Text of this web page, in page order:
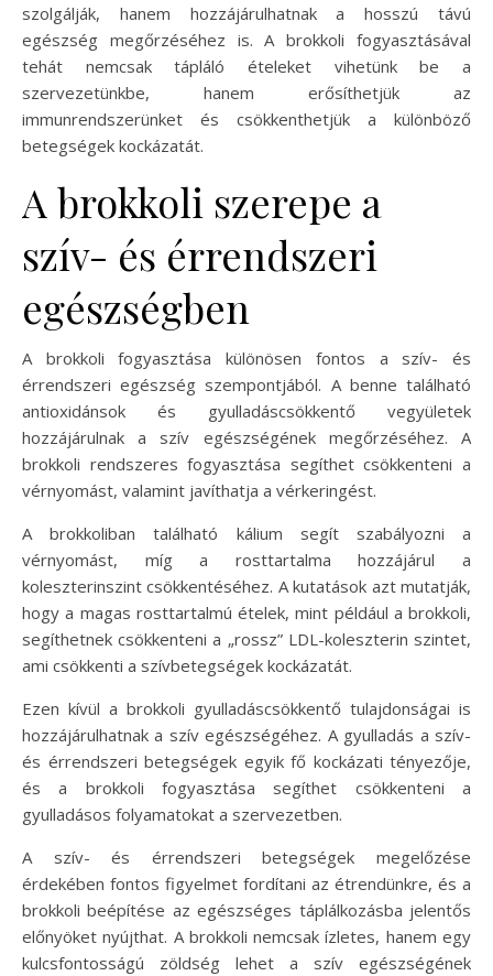
szolgálják, hanem hozzájárulhatnak a hosszú távú
egészség megőrzéséhez is. A brokkoli fogyasztásával
tehát nemcsak tápláló ételeket vihetünk be a
szervezetünkbe, hanem erősíthetjük az
immunrendszerünket és csökkenthetjük a különböző
betegségek kockázatát.
A brokkoli szerepe a
szív- és érrendszeri
egészségben
A brokkoli fogyasztása különösen fontos a szív- és
érrendszeri egészség szempontjából. A benne található
antioxidánsok és gyulladáscsökkentő vegyületek
hozzájárulnak a szív egészségének megőrzéséhez. A
brokkoli rendszeres fogyasztása segíthet csökkenteni a
vérnyomást, valamint javíthatja a vérkeringést.
A brokkoliban található kálium segít szabályozni a
vérnyomást, míg a rosttartalma hozzájárul a
koleszterinszint csökkentéséhez. A kutatások azt mutatják,
hogy a magas rosttartalmú ételek, mint például a brokkoli,
segíthetnek csökkenteni a „rossz” LDL-koleszterin szintet,
ami csökkenti a szívbetegségek kockázatát.
Ezen kívül a brokkoli gyulladáscsökkentő tulajdonságai is
hozzájárulhatnak a szív egészségéhez. A gyulladás a szív-
és érrendszeri betegségek egyik fő kockázati tényezője,
és a brokkoli fogyasztása segíthet csökkenteni a
gyulladásos folyamatokat a szervezetben.
A szív- és érrendszeri betegségek megelőzése
érdekében fontos figyelmet fordítani az étrendünkre, és a
brokkoli beépítése az egészséges táplálkozásba jelentős
előnyöket nyújthat. A brokkoli nemcsak ízletes, hanem egy
kulcsfontosságú zöldség lehet a szív egészségének